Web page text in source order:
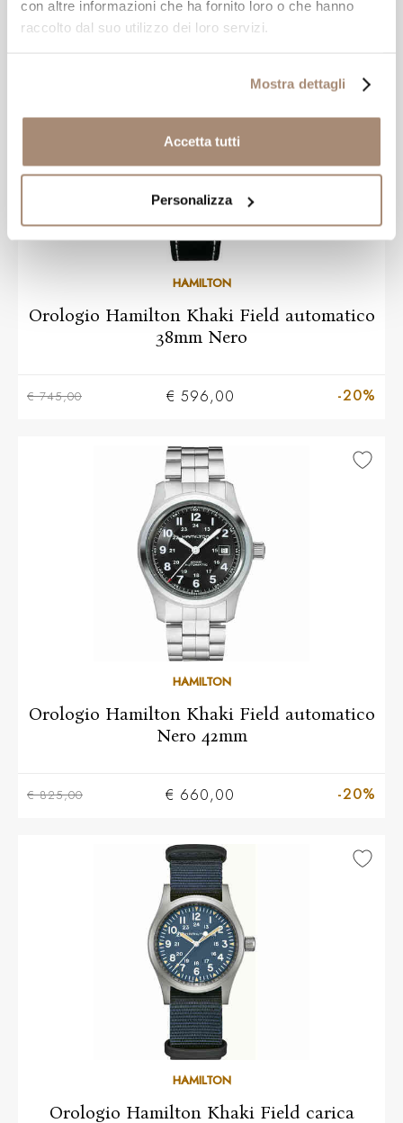
con altre informazioni che ha fornito loro o che hanno
raccolto dal suo utilizzo dei loro servizi.
Mostra dettagli
Accetta tutti
Personalizza
HAMILTON
Orologio Hamilton Khaki Field automatico
38mm Nero
€ 745,00 € 596,00 -20%
HAMILTON
Orologio Hamilton Khaki Field automatico
Nero 42mm
€ 825,00 € 660,00 -20%
HAMILTON
Orologio Hamilton Khaki Field carica